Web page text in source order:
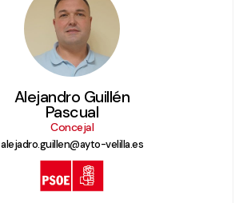
Alejandro Guillén
Pascual
Concejal
alejadro.guillen@ayto-velilla.es